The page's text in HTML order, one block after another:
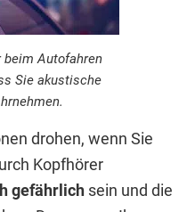
Autofahren
Sie akustische
drohen, wenn Sie
Kopfhörer
gefährlichsein und die